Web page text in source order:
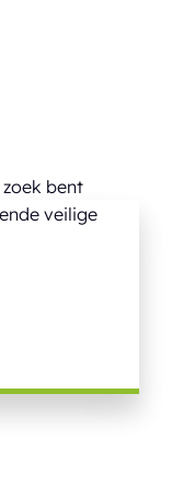
bent
veilige